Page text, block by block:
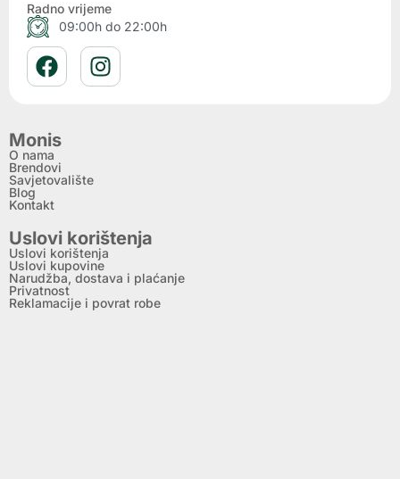
Radno vrijeme
09:00h do 22:00h
Monis
O nama
Brendovi
Savjetovalište
Blog
Kontakt
Uslovi korištenja
Uslovi korištenja
Uslovi kupovine
Narudžba, dostava i plaćanje
Privatnost
Reklamacije i povrat robe